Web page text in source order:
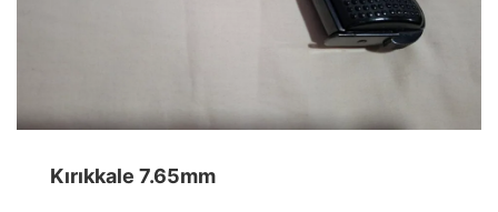
Kırıkkale 7.65mm